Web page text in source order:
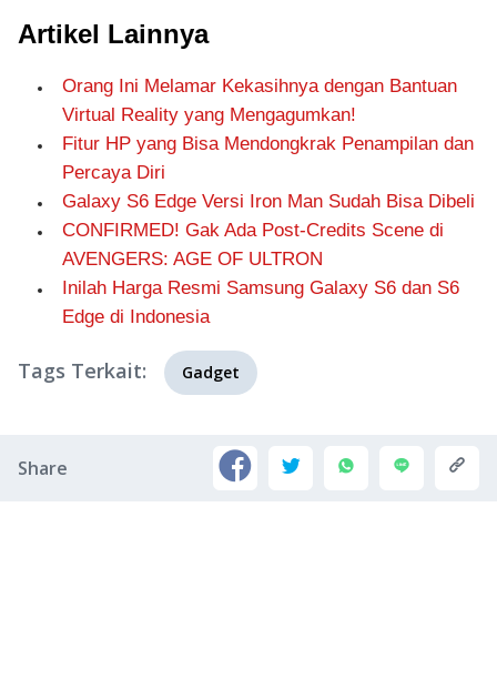
Artikel Lainnya
Orang Ini Melamar Kekasihnya dengan Bantuan
Virtual Reality yang Mengagumkan!
Fitur HP yang Bisa Mendongkrak Penampilan dan
Percaya Diri
Galaxy S6 Edge Versi Iron Man Sudah Bisa Dibeli
CONFIRMED! Gak Ada Post-Credits Scene di
AVENGERS: AGE OF ULTRON
Inilah Harga Resmi Samsung Galaxy S6 dan S6
Edge di Indonesia
Tags Terkait: Gadget
Share